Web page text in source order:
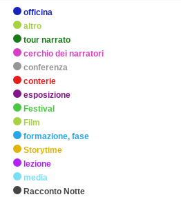
officina
altro
tour narrato
cerchio dei narratori
conferenza
conterie
esposizione
Festival
Film
formazione, fase
Storytime
lezione
media
Racconto Notte